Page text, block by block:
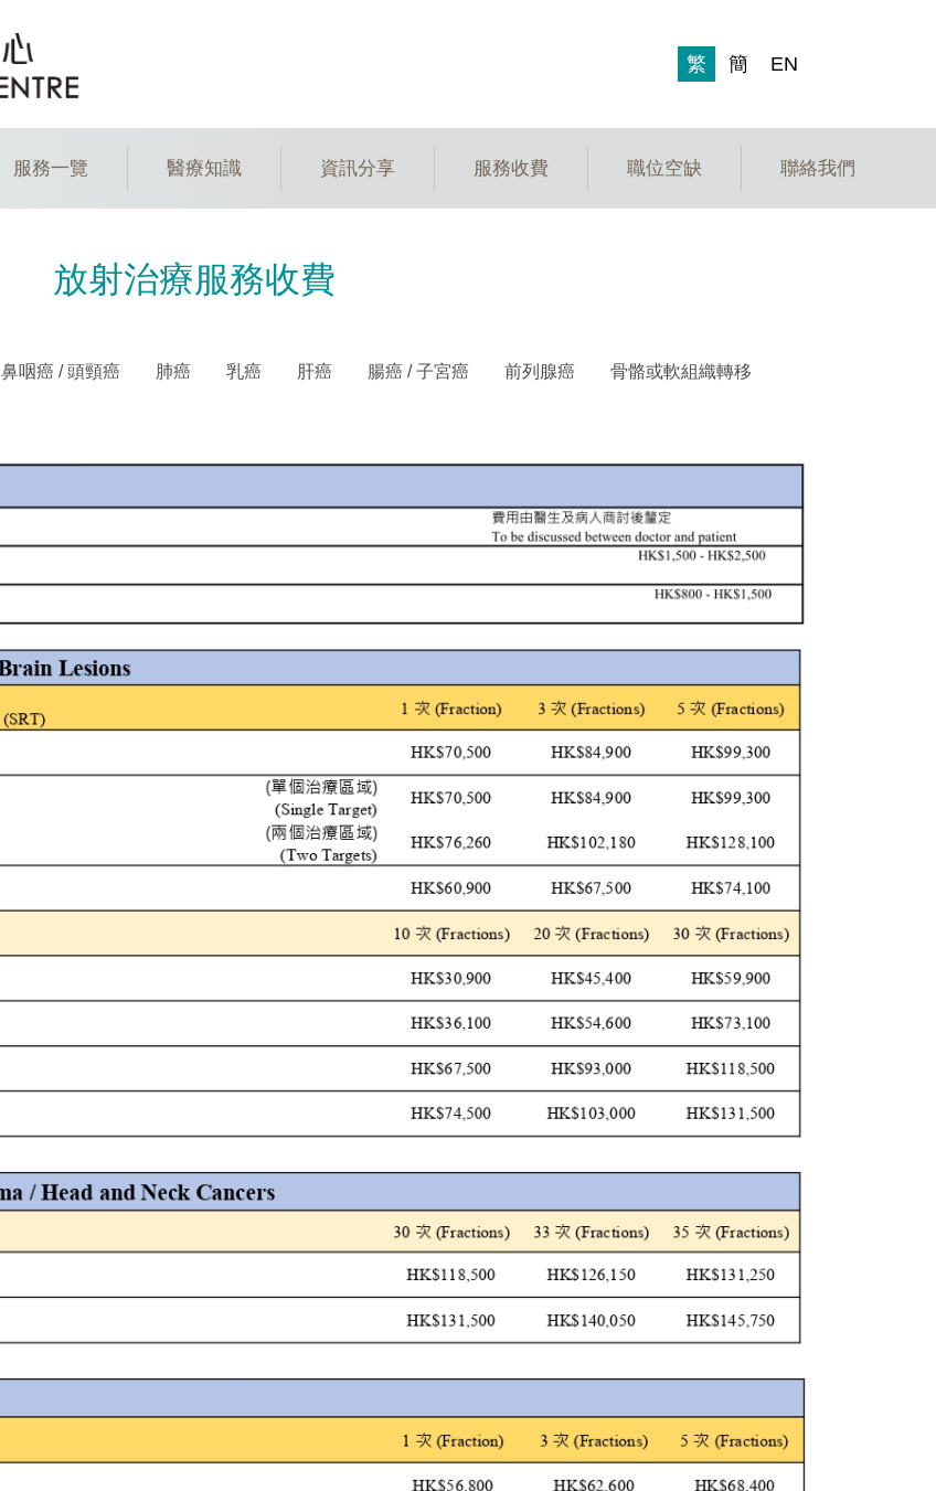
繁 簡 EN
服務一覽 醫療知識 資訊分享​ 服務收費 職位空缺 聯絡我們
放射治療服務收費
鼻咽癌 / 頭頸癌 肺癌 乳癌 肝癌 腸癌 / 子宮癌 前列腺癌 骨骼或軟組織轉移